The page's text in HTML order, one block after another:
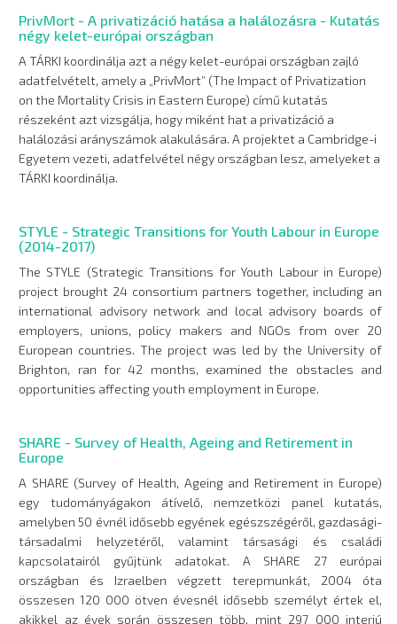
PrivMort - A privatizáció hatása a halálozásra - Kutatás
négy kelet-európai országban
A TÁRKI koordinálja azt a négy kelet-európai országban zajló
adatfelvételt, amely a „PrivMort” (The Impact of Privatization
on the Mortality Crisis in Eastern Europe) című kutatás
részeként azt vizsgálja, hogy miként hat a privatizáció a
halálozási arányszámok alakulására. A projektet a Cambridge-i
Egyetem vezeti, adatfelvétel négy országban lesz, amelyeket a
TÁRKI koordinálja.
STYLE - Strategic Transitions for Youth Labour in Europe
(2014-2017)
The STYLE (Strategic Transitions for Youth Labour in Europe)
project brought 24 consortium partners together, including an
international advisory network and local advisory boards of
employers, unions, policy makers and NGOs from over 20
European countries. The project was led by the University of
Brighton, ran for 42 months, examined the obstacles and
opportunities affecting youth employment in Europe.
SHARE - Survey of Health, Ageing and Retirement in
Europe
A SHARE (Survey of Health, Ageing and Retirement in Europe)
egy tudományágakon átívelő, nemzetközi panel kutatás,
amelyben 50 évnél idősebb egyének egészszégéről, gazdasági-
társadalmi helyzetéről, valamint társasági és családi
kapcsolatairól gyűjtünk adatokat. A SHARE 27 európai
országban és Izraelben végzett terepmunkát, 2004 óta
összesen 120 000 ötven évesnél idősebb személyt értek el,
akikkel az évek során összesen több, mint 297 000 interjú